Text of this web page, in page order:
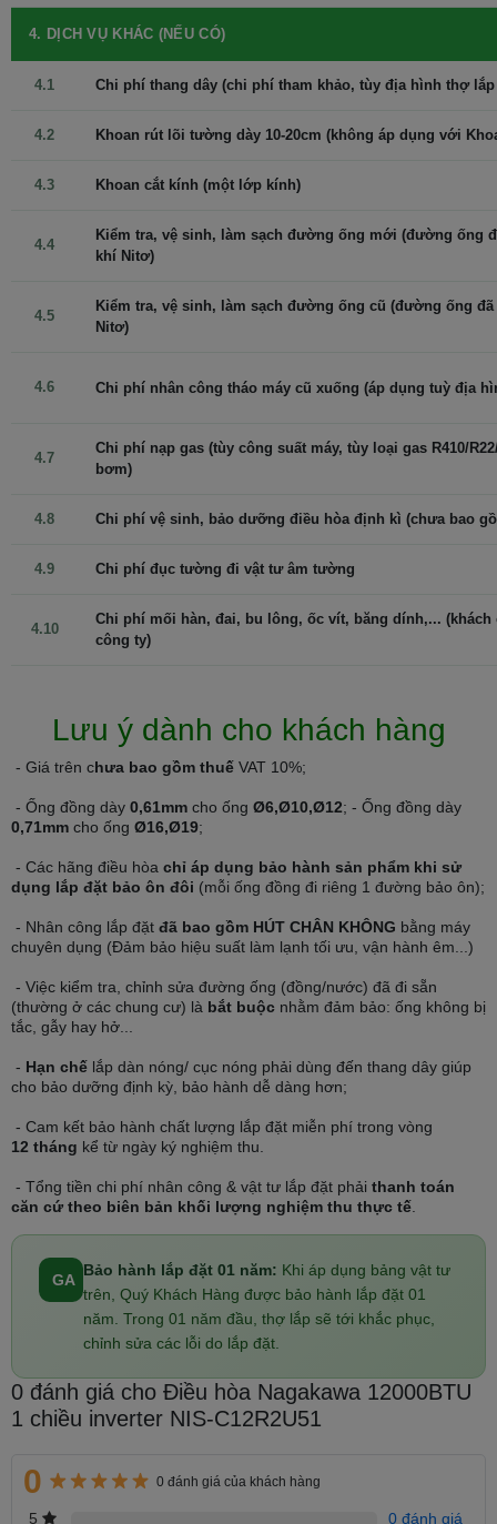
Dàn tản nhiệt Golden Fin: Dàn tản nhiệt Golden Fin không chỉ tăng
Không bị giới hạn ở khả năng làm mát vượt trội mà điều hòa treo
bảo vệ sức khỏe người dùng thông qua tính năng tách ẩm.
an toàn, đặc biệt phù hợp với trẻ nhỏ và người lớn tuổi. Tính năng
tách ẩm duy trì độ ẩm lý tưởng, hạn chế nấm mốc, bảo vệ nội thất
và cải thiện chất lượng không khí, nhất là trong những ngày mưa
giúp hạn chế sự phát triển của nấm mốc và vi khuẩn mà còn bảo
vệ nội thất, vật dụng trong nhà khỏi nguy cơ hư hại do ẩm mốc
mang đến không gian thoáng mát, dễ chịu.
4. DỊCH VỤ KHÁC (NẾU CÓ)
4.1 Chi phí thang dây (chi phí tham khảo, tùy địa hình thợ
4.2 Khoan rút lõi tường dày 10-20cm (không áp dụng với
4.3 Khoan cắt kính (một lớp kính)
4.4
Kiểm tra, vệ sinh, làm sạch đường ống mới (đường ống
khí Nitơ)
4.5
Kiểm tra, vệ sinh, làm sạch đường ống cũ (đường ống
Nitơ)
4.6 Chi phí nhân công tháo máy cũ xuống (áp dụng tuỳ địa
4.7
Chi phí nạp gas (tùy công suất máy, tùy loại gas R410/
bơm)
4.8 Chi phí vệ sinh, bảo dưỡng điều hòa định kì (chưa bao
4.9 Chi phí đục tường đi vật tư âm tường
4.10
Chi phí mối hàn, đai, bu lông, ốc vít, băng dính,...
công ty)
Lưu ý dành cho khách hàng
- Giá trên chưa bao gồm thuế VAT 10%;
- Ống đồng dày 0,61mm cho ống Ø6,Ø10,Ø12; - Ống đồng dày
0,71mm cho ống Ø16,Ø19;
- Các hãng điều hòa chỉ áp dụng bảo hành sản phẩm khi sử
dụng lắp đặt bảo ôn đôi (mỗi ống đồng đi riêng 1 đường bảo ôn);
- Nhân công lắp đặt đã bao gồm HÚT CHÂN KHÔNG bằng máy
chuyên dụng (Đảm bảo hiệu suất làm lạnh tối ưu, vận hành êm...)
- Việc kiểm tra, chỉnh sửa đường ống (đồng/nước) đã đi sẵn
(thường ở các chung cư) là bắt buộc nhằm đảm bảo: ống không bị
tắc, gẫy hay hở...
- Hạn chế lắp dàn nóng/ cục nóng phải dùng đến thang dây giúp
cho bảo dưỡng định kỳ, bảo hành dễ dàng hơn;
- Cam kết bảo hành chất lượng lắp đặt miễn phí trong vòng
12 tháng kể từ ngày ký nghiệm thu.
- Tổng tiền chi phí nhân công & vật tư lắp đặt phải thanh toán
căn cứ theo biên bản khối lượng nghiệm thu thực tế
GA
Bảo hành lắp đặt 01 năm: Khi áp dụng bảng vật tư
trên, Quý Khách Hàng được bảo hành lắp đặt 01
năm. Trong 01 năm đầu, thợ lắp sẽ tới khắc phục,
chỉnh sửa các lỗi do lắp đặt.
0 đánh giá cho Điều hòa Nagakawa 12000BTU
1 chiều inverter NIS-C12R2U51
0 0 đánh giá của khách hàng
5
0 đánh giá